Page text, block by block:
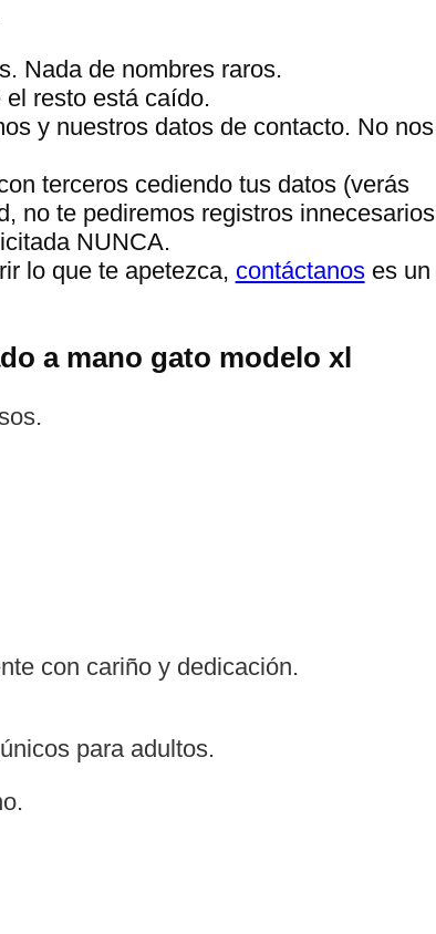
Nada de nombres raros.
resto está caído.
y nuestros datos de contacto. No nos
terceros cediendo tus datos (verás
no te pediremos registros innecesarios
NUNCA.
lo que te apetezca, contáctanoses un
a mano gato modelo xl
con cariño y dedicación.
para adultos.